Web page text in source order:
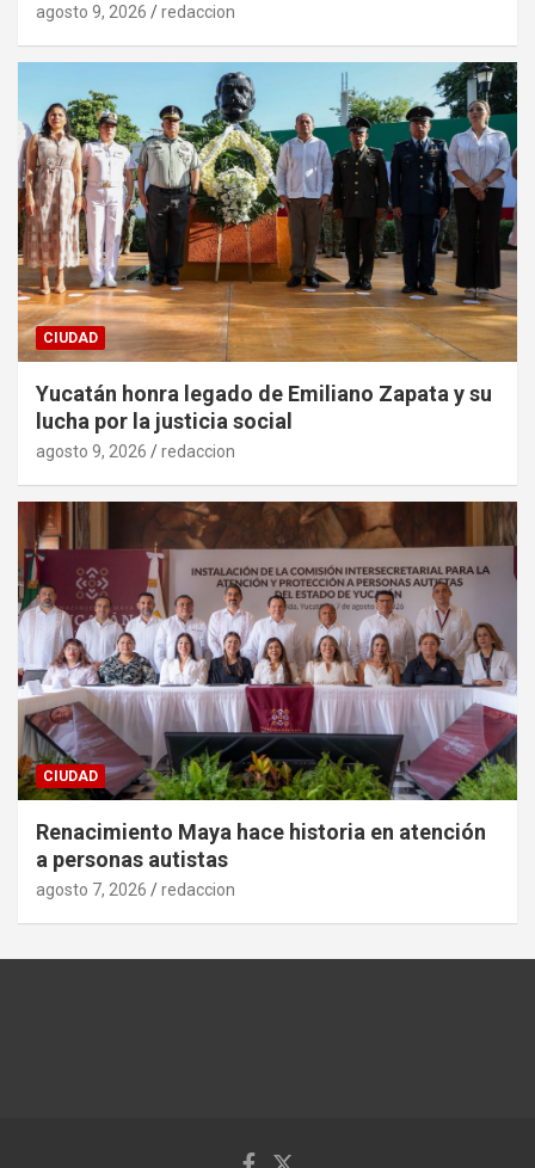
agosto 9, 2026 redaccion
CIUDAD
Yucatán honra legado de Emiliano Zapata y su
lucha por la justicia social
agosto 9, 2026 redaccion
CIUDAD
Renacimiento Maya hace historia en atención
a personas autistas
agosto 7, 2026 redaccion